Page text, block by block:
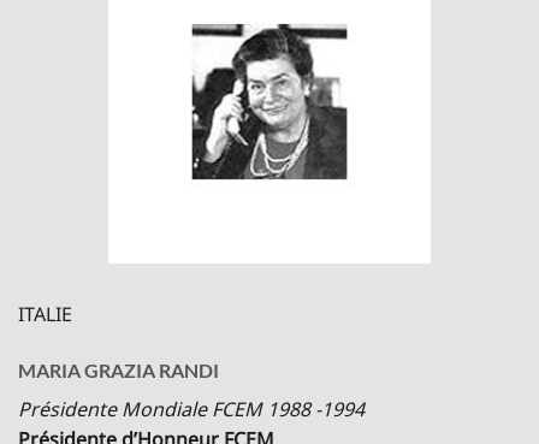
ITALIE
MARIA GRAZIA RANDI
Présidente Mondiale FCEM 1988 -1994